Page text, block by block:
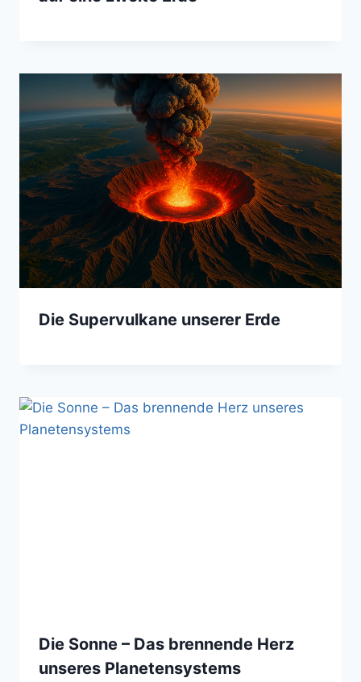
Die Supervulkane unserer Erde
Die Sonne – Das brennende Herz
unseres Planetensystems